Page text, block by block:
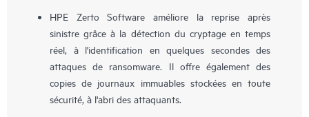
HPE Zerto Software améliore la reprise après
sinistre grâce à la détection du cryptage en temps
réel, à l'identification en quelques secondes des
attaques de ransomware. Il offre également des
copies de journaux immuables stockées en toute
sécurité, à l'abri des attaquants.